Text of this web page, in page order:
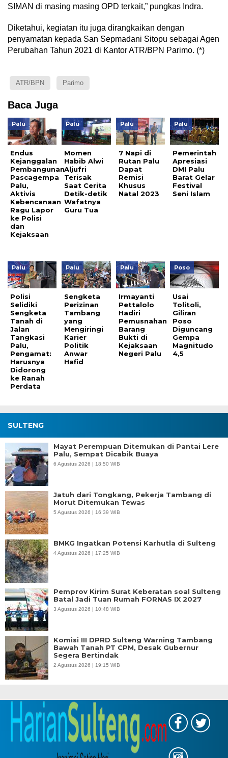
SIMAN di masing masing OPD terkait,” pungkas Indra.
Diketahui, kegiatan itu juga dirangkaikan dengan
penyamatan kepada San Sepmadani Sitopu sebagai Agen
Perubahan Tahun 2021 di Kantor ATR/BPN Parimo. (*)
ATR/BPN Parimo
Baca Juga
Palu
Endus
Kejanggalan
Pembangunan
Pascagempa
Palu,
Aktivis
Kebencanaan
Ragu Lapor
ke Polisi
dan
Kejaksaan
Palu
Momen
Habib Alwi
Aljufri
Terisak
Saat Cerita
Detik-detik
Wafatnya
Guru Tua
Palu
7 Napi di
Rutan Palu
Dapat
Remisi
Khusus
Natal 2023
Palu
Pemerintah
Apresiasi
DMI Palu
Barat Gelar
Festival
Seni Islam
Palu
Polisi
Selidiki
Sengketa
Tanah di
Jalan
Tangkasi
Palu,
Pengamat:
Harusnya
Didorong
ke Ranah
Perdata
Palu
Sengketa
Perizinan
Tambang
yang
Mengiringi
Karier
Politik
Anwar
Hafid
Palu
Irmayanti
Pettalolo
Hadiri
Pemusnahan
Barang
Bukti di
Kejaksaan
Negeri Palu
Poso
Usai
Tolitoli,
Giliran
Poso
Diguncang
Gempa
Magnitudo
4,5
SULTENG
Mayat Perempuan Ditemukan di Pantai Lere
Palu, Sempat Dicabik Buaya
6 Agustus 2026 | 18:50 WIB
Jatuh dari Tongkang, Pekerja Tambang di
Morut Ditemukan Tewas
5 Agustus 2026 | 16:39 WIB
BMKG Ingatkan Potensi Karhutla di Sulteng
4 Agustus 2026 | 17:25 WIB
Pemprov Kirim Surat Keberatan soal Sulteng
Batal Jadi Tuan Rumah FORNAS IX 2027
3 Agustus 2026 | 10:48 WIB
Komisi III DPRD Sulteng Warning Tambang
Bawah Tanah PT CPM, Desak Gubernur
Segera Bertindak
2 Agustus 2026 | 19:15 WIB